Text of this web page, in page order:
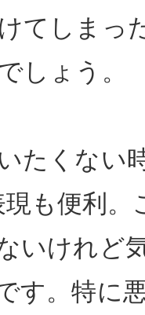
てしまっ
しょう。
たくない
も便利。
いけれど
す。特に